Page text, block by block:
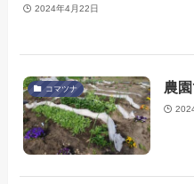
2024年4月22日
コマツナ 農